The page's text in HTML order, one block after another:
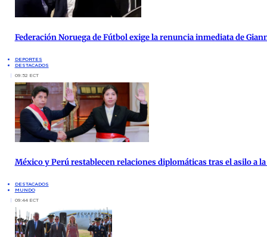
Federación Noruega de Fútbol exige la renuncia inmediata de
DEPORTES
DESTACADOS
09:52 ECT
México y Perú restablecen relaciones diplomáticas tras el asilo a
DESTACADOS
MUNDO
09:44 ECT